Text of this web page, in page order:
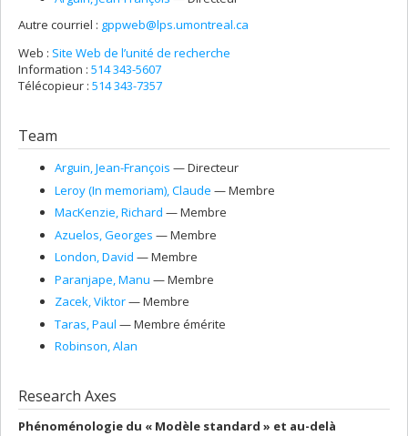
Autre courriel : gppweb@lps.umontreal.ca
Web : Site Web de l’unité de recherche
Information : 514 343-5607
Télécopieur : 514 343-7357
Team
Arguin, Jean-François — Directeur
Leroy (In memoriam), Claude — Membre
MacKenzie, Richard — Membre
Azuelos, Georges — Membre
London, David — Membre
Paranjape, Manu — Membre
Zacek, Viktor— Membre
Taras, Paul — Membre émérite
Robinson, Alan
Research Axes
Phénoménologie du « Modèle standard » et au-delà